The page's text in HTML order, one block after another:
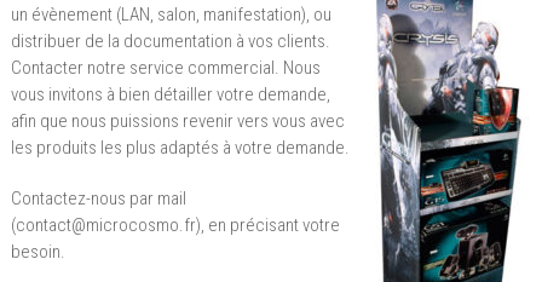
un évènement (LAN, salon, manifestation), ou
distribuer de la documentation à vos clients.
Contacter notre service commercial. Nous
vous invitons à bien détailler votre demande,
afin que nous puissions revenir vers vous avec
les produits les plus adaptés à votre demande.
Contactez-nous par mail
(contact@microcosmo.fr), en précisant votre
besoin.